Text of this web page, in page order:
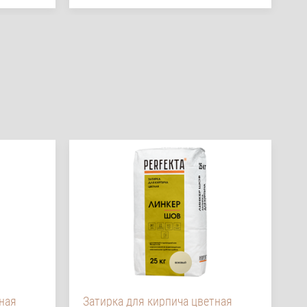
Затирка для кирпича цветная